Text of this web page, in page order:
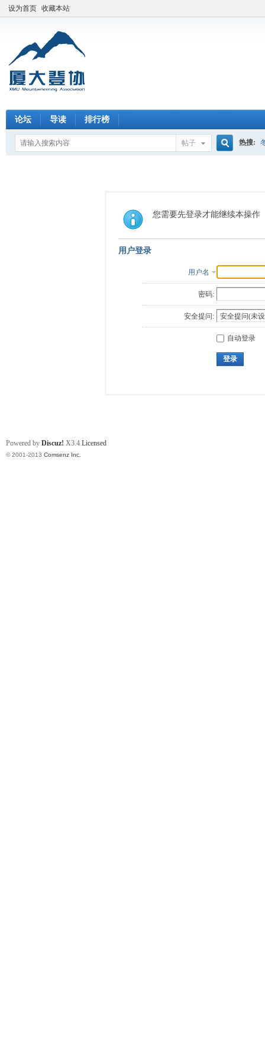
设为首页 收藏本站
论坛 导读 排行榜
帖子
索
热搜:
您需要先登录才能继续本操作
用户登录
用户名
密码:
安全提问:
自动登录
登录
Powered by Discuz! X3.4 Licensed
© 2001-2013 Comsenz Inc.